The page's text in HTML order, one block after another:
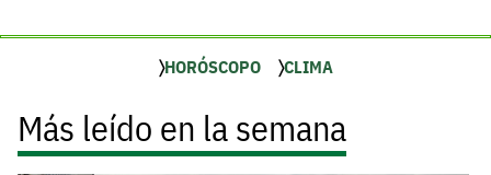
HORÓSCOPO CLIMA
Más leído en la semana